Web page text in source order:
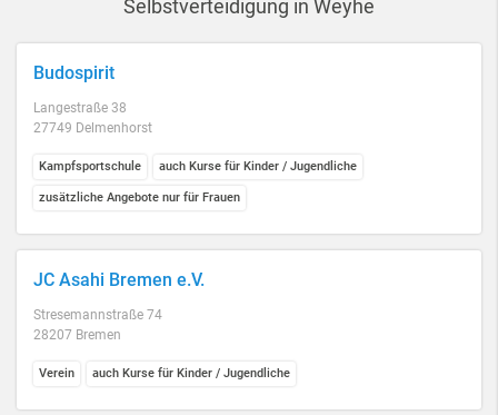
Selbstverteidigung in Weyhe
Budospirit
Langestraße 38
27749 Delmenhorst
Kampfsportschule auch Kurse für Kinder / Jugendliche
zusätzliche Angebote nur für Frauen
JC Asahi Bremen e.V.
Stresemannstraße 74
28207 Bremen
Verein auch Kurse für Kinder / Jugendliche